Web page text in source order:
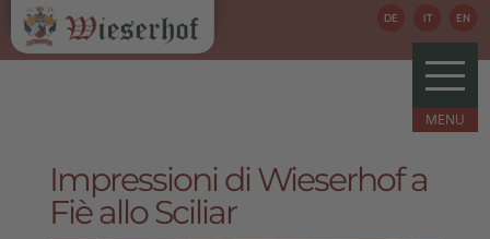
DE IT EN
Impressioni di Wieserhof a
Fiè allo Sciliar